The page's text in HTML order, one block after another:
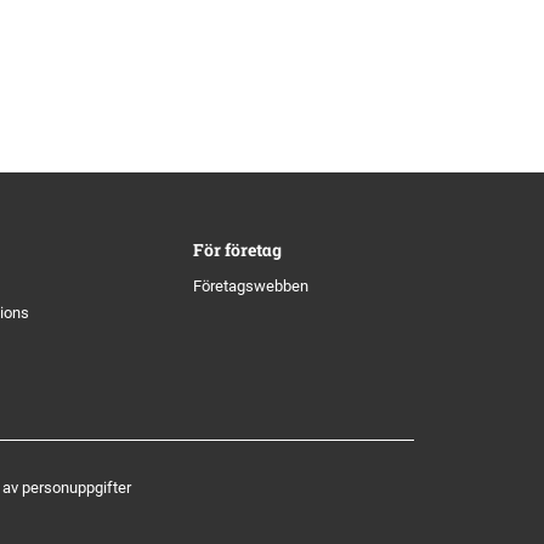
För företag
Företagswebben
personuppgifter